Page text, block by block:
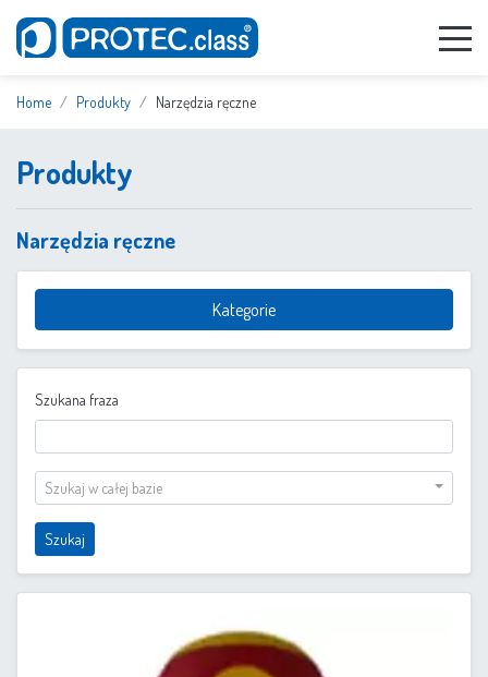
Home Produkty Narzędzia ręczne
Produkty
Narzędzia ręczne
Kategorie
Szukana fraza
Szukaj w całej bazie
Szukaj